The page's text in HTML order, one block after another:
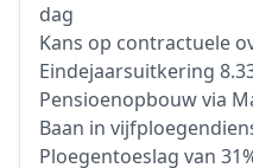
dag
Kans op contractuele
Eindejaarsuitkering
Pensioenopbouw via
Baan in
Ploegentoeslag van